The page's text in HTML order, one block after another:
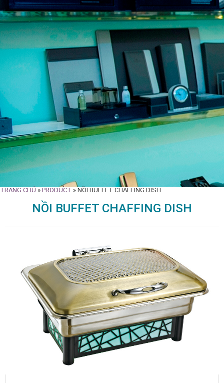
TRANG CHỦ » PRODUCT » NỒI BUFFET CHAFFING DISH
NỒI BUFFET CHAFFING DISH